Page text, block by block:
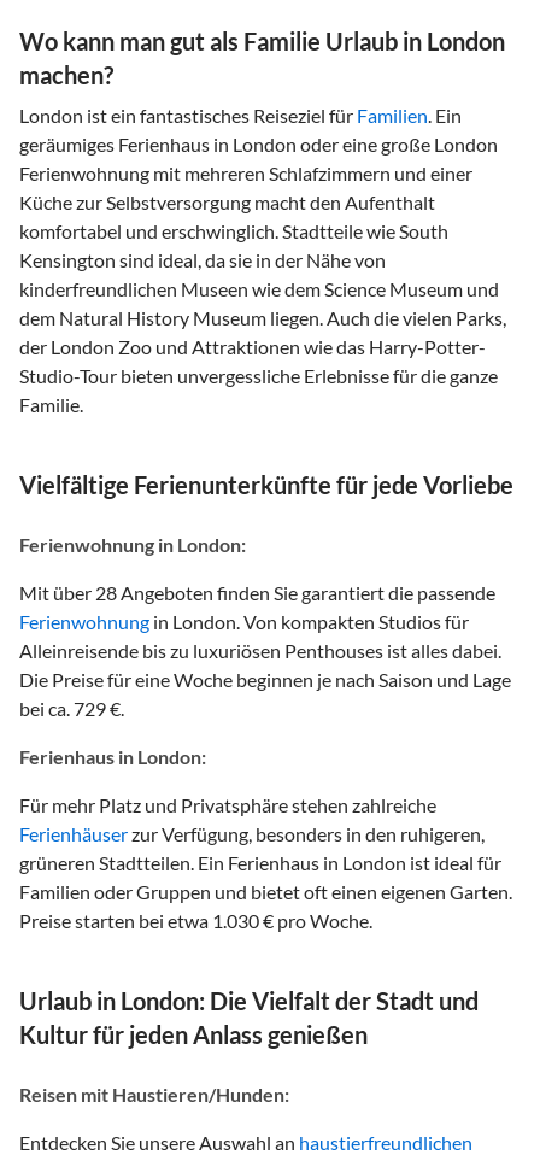
Wo kann man gut als Familie Urlaub in London
machen?
London ist ein fantastisches Reiseziel für Familien . Ein
geräumiges Ferienhaus in London oder eine große London
Ferienwohnung mit mehreren Schlafzimmern und einer
Küche zur Selbstversorgung macht den Aufenthalt
komfortabel und erschwinglich. Stadtteile wie South
Kensington sind ideal, da sie in der Nähe von
kinderfreundlichen Museen wie dem Science Museum und
dem Natural History Museum liegen. Auch die vielen Parks,
der London Zoo und Attraktionen wie das Harry-Potter-
Studio-Tour bieten unvergessliche Erlebnisse für die ganze
Familie.
Vielfältige Ferienunterkünfte für jede Vorliebe
Ferienwohnung in London:
Mit über 28 Angeboten finden Sie garantiert die passende
Ferienwohnung in London. Von kompakten Studios für
Alleinreisende bis zu luxuriösen Penthouses ist alles dabei.
Die Preise für eine Woche beginnen je nach Saison und Lage
bei ca. 729 €.
Ferienhaus in London:
Für mehr Platz und Privatsphäre stehen zahlreiche
Ferienhäuserzur Verfügung, besonders in den ruhigeren,
grüneren Stadtteilen. Ein Ferienhaus in London ist ideal für
Familien oder Gruppen und bietet oft einen eigenen Garten.
Preise starten bei etwa 1.030 € pro Woche.
Urlaub in London: Die Vielfalt der Stadt und
Kultur für jeden Anlass genießen
Reisen mit Haustieren/Hunden:
Entdecken Sie unsere Auswahl an haustierfreundlichen